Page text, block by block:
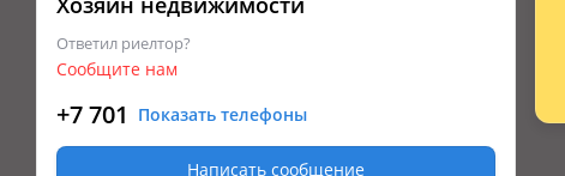
Ответил риелтор?
Сообщите нам
+7 701 Показать телефоны
Написать сообщение